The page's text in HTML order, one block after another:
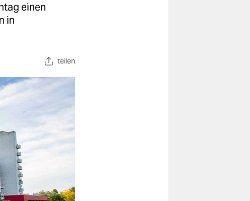
einen
in
teilen